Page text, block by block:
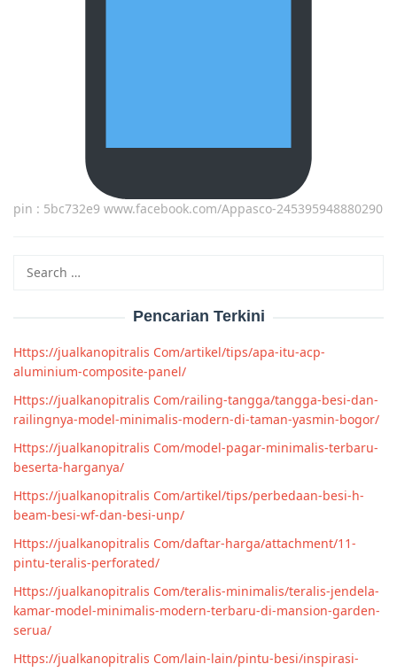
pin : 5bc732e9 www.facebook.com/Appasco-245395948880290
Pencarian Terkini
Https://jualkanopitralis Com/artikel/tips/apa-itu-acp-
aluminium-composite-panel/
Https://jualkanopitralis Com/railing-tangga/tangga-besi-dan-
railingnya-model-minimalis-modern-di-taman-yasmin-bogor/
Https://jualkanopitralis Com/model-pagar-minimalis-terbaru-
beserta-harganya/
Https://jualkanopitralis Com/artikel/tips/perbedaan-besi-h-
beam-besi-wf-dan-besi-unp/
Https://jualkanopitralis Com/daftar-harga/attachment/11-
pintu-teralis-perforated/
Https://jualkanopitralis Com/teralis-minimalis/teralis-jendela-
kamar-model-minimalis-modern-terbaru-di-mansion-garden-
serua/
Https://jualkanopitralis Com/lain-lain/pintu-besi/inspirasi-